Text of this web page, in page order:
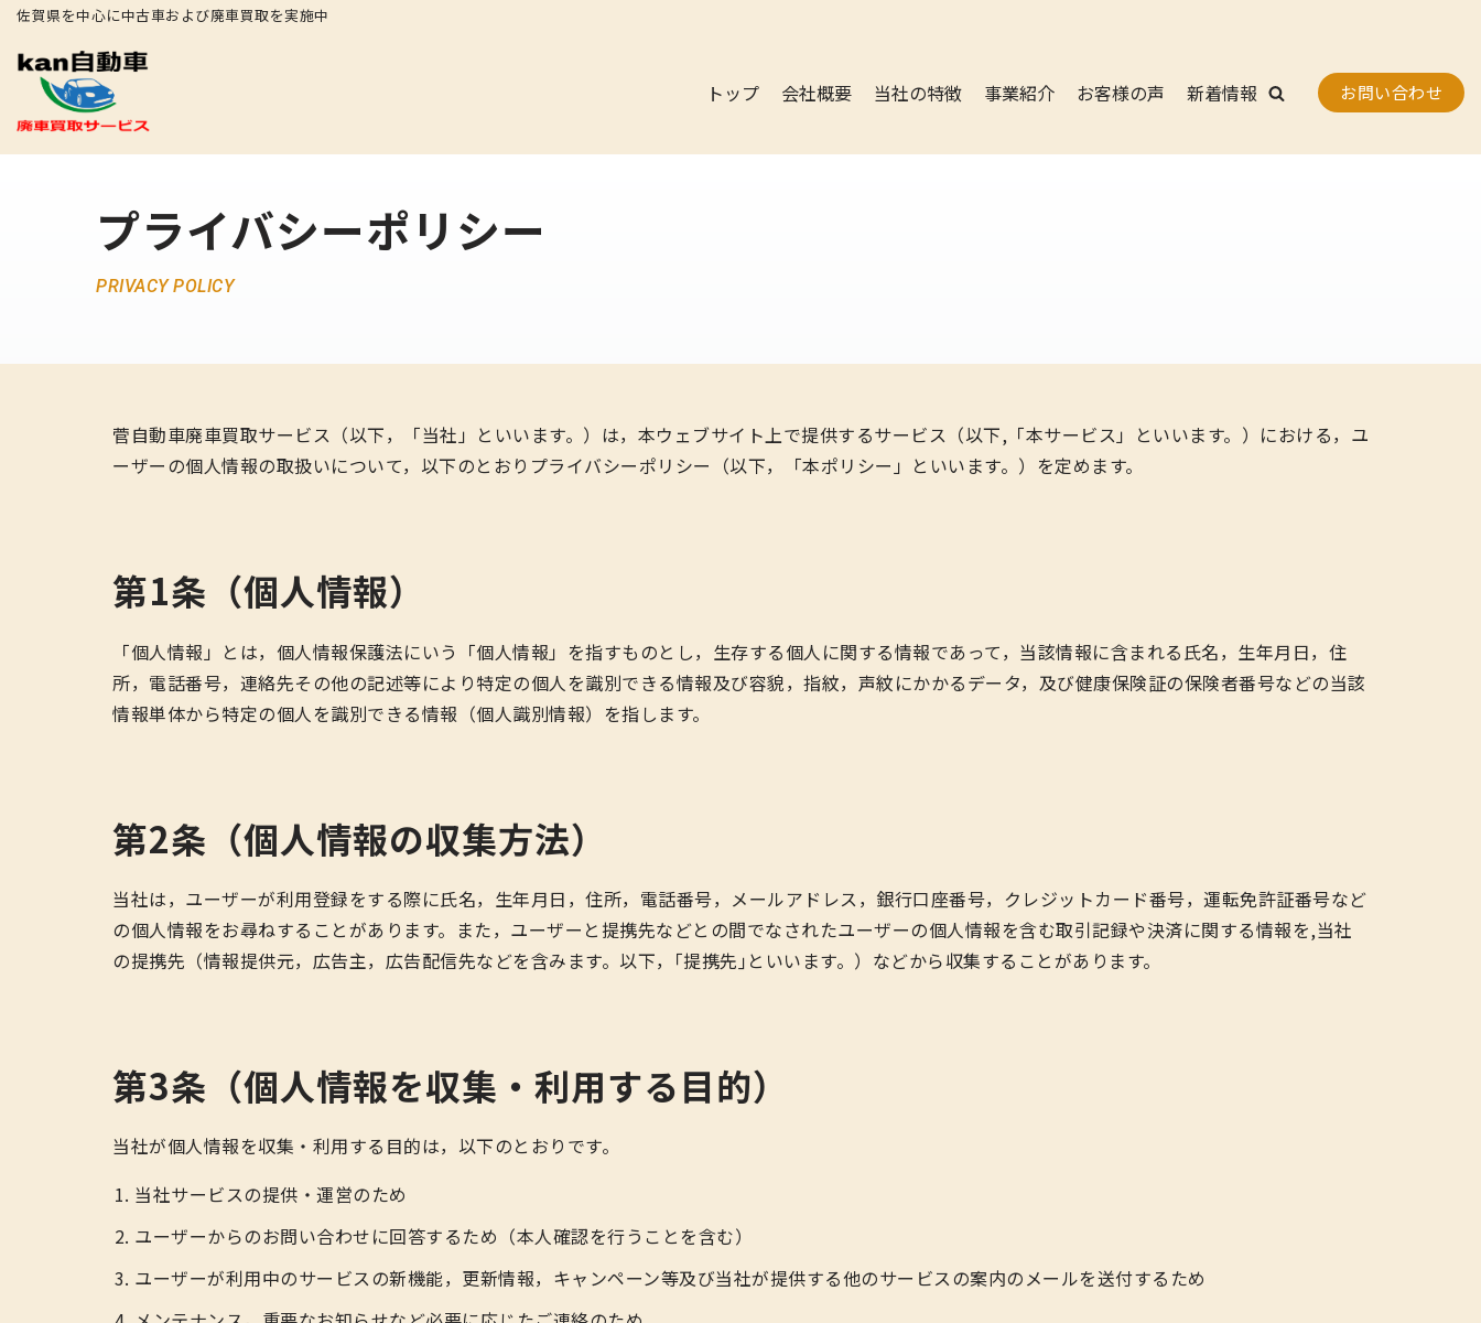
コ
テ
ン
佐賀県を中心に中古車および廃車買取を実施中
トップ 会社概要 当社の特徴 事業紹介 お客様の声 新着情報 お問い合わせ
プライバシーポリシー
PRIVACY POLICY
菅自動車廃車買取サービス（以下，「当社」といいます。）は，本ウェブサイト上で提供するサービス（以下,「本サービス」といいます。）における，ユ
ーザーの個人情報の取扱いについて，以下のとおりプライバシーポリシー（以下，「本ポリシー」といいます。）を定めます。
第1条（個人情報）
「個人情報」とは，個人情報保護法にいう「個人情報」を指すものとし，生存する個人に関する情報であって，当該情報に含まれる氏名，生年月日，住
所，電話番号，連絡先その他の記述等により特定の個人を識別できる情報及び容貌，指紋，声紋にかかるデータ，及び健康保険証の保険者番号などの当該
情報単体から特定の個人を識別できる情報（個人識別情報）を指します。
第2条（個人情報の収集方法）
当社は，ユーザーが利用登録をする際に氏名，生年月日，住所，電話番号，メールアドレス，銀行口座番号，クレジットカード番号，運転免許証番号など
の個人情報をお尋ねすることがあります。また，ユーザーと提携先などとの間でなされたユーザーの個人情報を含む取引記録や決済に関する情報を,当社
の提携先（情報提供元，広告主，広告配信先などを含みます。以下，｢提携先｣といいます。）などから収集することがあります。
第3条（個人情報を収集・利用する目的）
当社が個人情報を収集・利用する目的は，以下のとおりです。
当社サービスの提供・運営のため
ユーザーからのお問い合わせに回答するため（本人確認を行うことを含む）
ユーザーが利用中のサービスの新機能，更新情報，キャンペーン等及び当社が提供する他のサービスの案内のメールを送付するため